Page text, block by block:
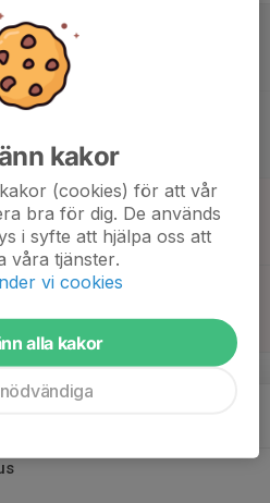
Billdal IF Vit
A
IK
BK F2012
B
BK
v.4
kakor
(cookies) för att vår
bra för dig. De används
i syfte att hjälpa oss att
våra tjänster.
vi cookies
alla kakor